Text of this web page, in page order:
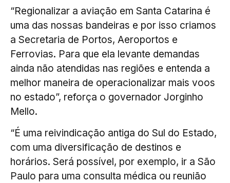
“Regionalizar a aviação em Santa Catarina é
uma das nossas bandeiras e por isso criamos
a Secretaria de Portos, Aeroportos e
Ferrovias. Para que ela levante demandas
ainda não atendidas nas regiões e entenda a
melhor maneira de operacionalizar mais voos
no estado”, reforça o governador Jorginho
Mello.
“É uma reivindicação antiga do Sul do Estado,
com uma diversificação de destinos e
horários. Será possível, por exemplo, ir a São
Paulo para uma consulta médica ou reunião